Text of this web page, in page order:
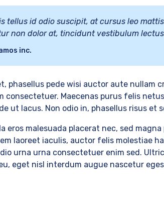
tellus id odio suscipit, at cursus leo
non dolor at, tincidunt vestibulum
inc.
phasellus pede wisi auctor aute nullam
consectetuer. Maecenas purus felis
ut lacus. Non odio in, phasellus risus
eros malesuada placerat nec, sed
laoreet iaculis, auctor felis molestiae
urna urna consectetuer enim sed.
eget nisl interdum augue nascetur